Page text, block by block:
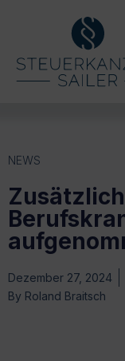
NEWS
Dezember 27, 2024
By Roland Braitsch